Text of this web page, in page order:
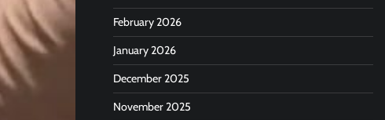
February 2026
January 2026
December 2025
November 2025